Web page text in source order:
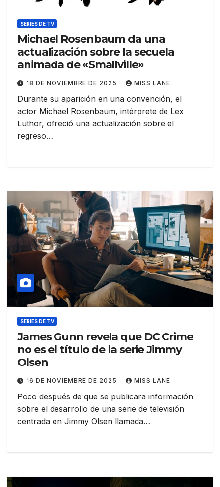
SERIES DE TV
Michael Rosenbaum da una
actualización sobre la secuela
animada de «Smallville»
18 DE NOVIEMBRE DE 2025 MISS LANE
Durante su aparición en una convención, el
actor Michael Rosenbaum, intérprete de Lex
Luthor, ofreció una actualización sobre el
regreso…
SERIES DE TV
James Gunn revela que DC Crime
no es el título de la serie Jimmy
Olsen
16 DE NOVIEMBRE DE 2025 MISS LANE
Poco después de que se publicara información
sobre el desarrollo de una serie de televisión
centrada en Jimmy Olsen llamada…